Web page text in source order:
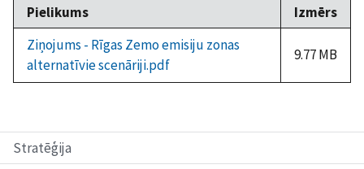
Stratēģija
Pielikums
Izmērs
Ziņojums - Rīgas Zemo emisiju zonas
alternatīvie scenāriji.pdf
9.77 MB